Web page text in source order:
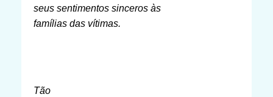
seus sentimentos sinceros às
famílias das vítimas.
Tão